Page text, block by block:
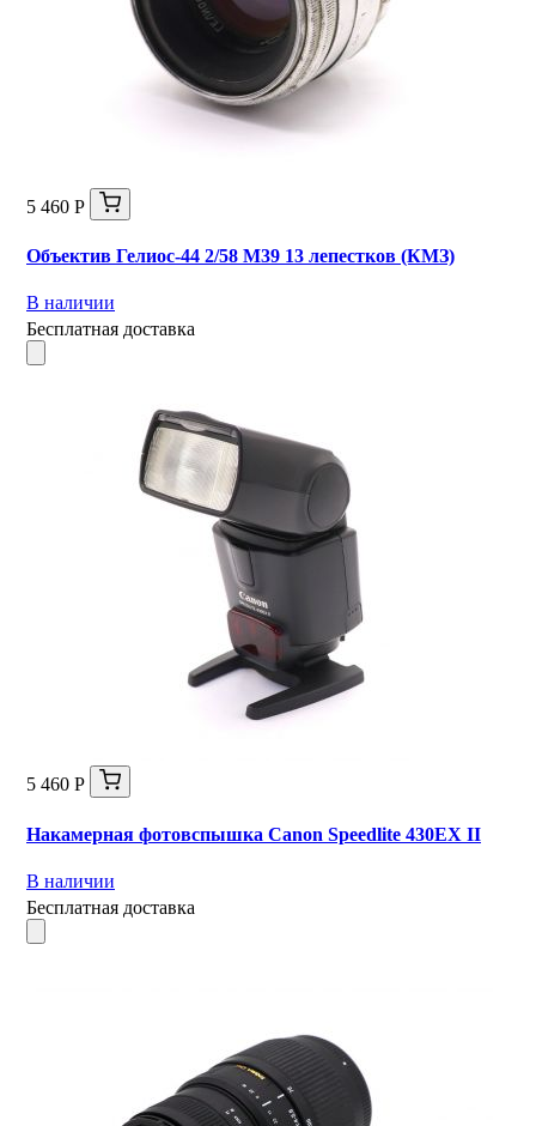
5 460 Р
Объектив Гелиос-44 2/58 М39 13 лепестков (КМЗ)
В наличии
Бесплатная доставка
5 460 Р
Накамерная фотовспышка Canon Speedlite 430EX II
В наличии
Бесплатная доставка